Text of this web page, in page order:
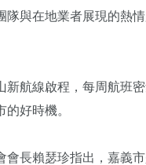
隊與在地業者展現的熱
新航線啟程，每周航班
的好時機。
會長賴瑟珍指出，嘉義